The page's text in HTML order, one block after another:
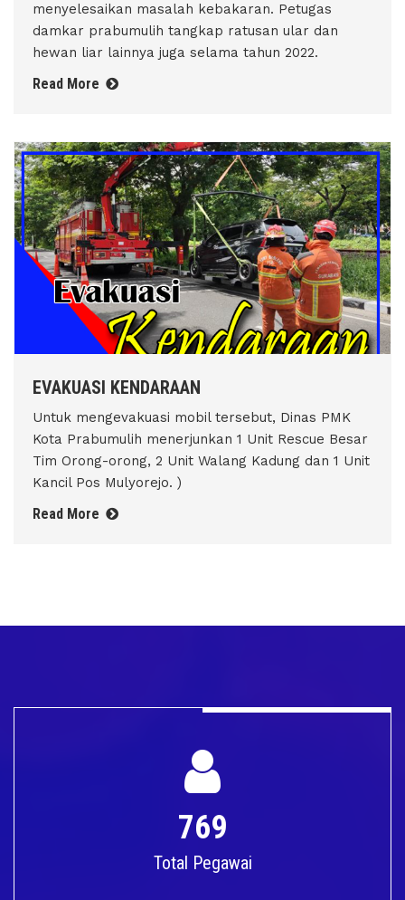
menyelesaikan masalah kebakaran. Petugas
damkar prabumulih tangkap ratusan ular dan
hewan liar lainnya juga selama tahun 2022.
Read More
EVAKUASI KENDARAAN
Untuk mengevakuasi mobil tersebut, Dinas PMK
Kota Prabumulih menerjunkan 1 Unit Rescue Besar
Tim Orong-orong, 2 Unit Walang Kadung dan 1 Unit
Kancil Pos Mulyorejo. )
Read More
769
Total Pegawai